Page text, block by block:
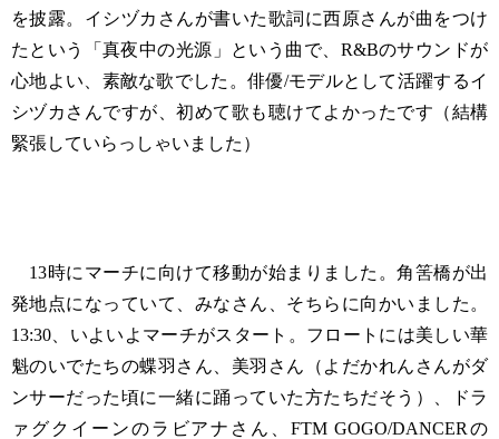
を披露。イシヅカさんが書いた歌詞に西原さんが曲をつけ
たという「真夜中の光源」という曲で、R&Bのサウンドが
心地よい、素敵な歌でした。俳優/モデルとして活躍するイ
シヅカさんですが、初めて歌も聴けてよかったです（結構
緊張していらっしゃいました）
13時にマーチに向けて移動が始まりました。角筈橋が出
発地点になっていて、みなさん、そちらに向かいました。
13:30、いよいよマーチがスタート。フロートには美しい華
魁のいでたちの蝶羽さん、美羽さん（よだかれんさんがダ
ンサーだった頃に一緒に踊っていた方たちだそう）、ドラ
ァグクイーンのラビアナさん、FTM GOGO/DANCERの